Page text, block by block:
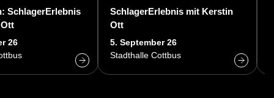
SchlagerErlebnis
26
SchlagerErlebnis mit Kerstin
Ott
5. September 26
Stadthalle Cottbus